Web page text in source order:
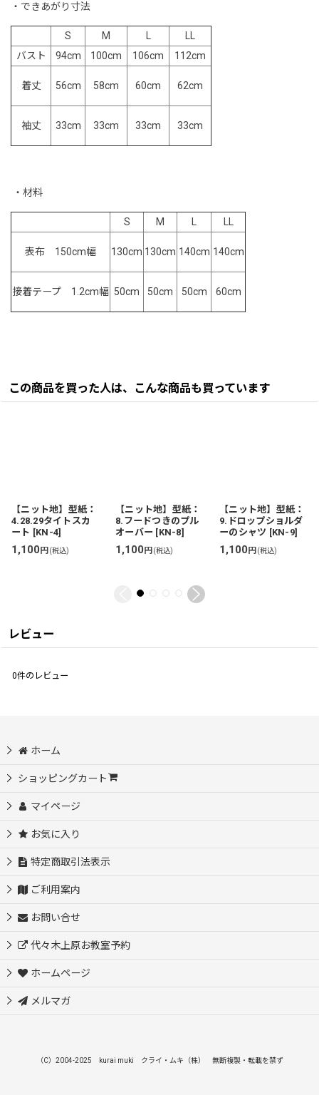
・できあがり寸法
S M
バスト
94cm 100cm 106cm 112cm
着丈 56cm 58cm 60cm 62cm
袖丈 33cm 33cm 33cm 33cm
・材料
S M
表布 150cm幅 130cm 130cm 140cm 140cm
接着テープ 1.2cm幅 50cm 50cm 50cm 60cm
この商品を買った人は、こんな商品も買っています
【ニット地】型紙：
4.28.29タイトスカ
ート [KN-4]
1,100円 (税込)
【ニット地】型紙：
8.フードつきのプル
オーバー [KN-8]
1,100円 (税込)
【ニット地】型紙：
9.ドロップショルダ
ーのシャツ [KN-9]
1,100円 (税込)
レビュー
0件のレビュー
ホーム
ショッピングカート
マイページ
お気に入り
特定商取引法表示
ご利用案内
お問い合せ
代々木上原お教室予約
ホームページ
メルマガ
（C）2004-2025 kurai muki クライ・ムキ（株） 無断複製・転載を禁ず